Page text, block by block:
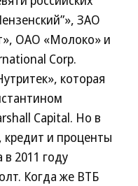
ЗАО
ОАО «Молоко» и
Corp.
которая
Capital. Но в
кредит и проценты
2011 году
Когда же ВТБ